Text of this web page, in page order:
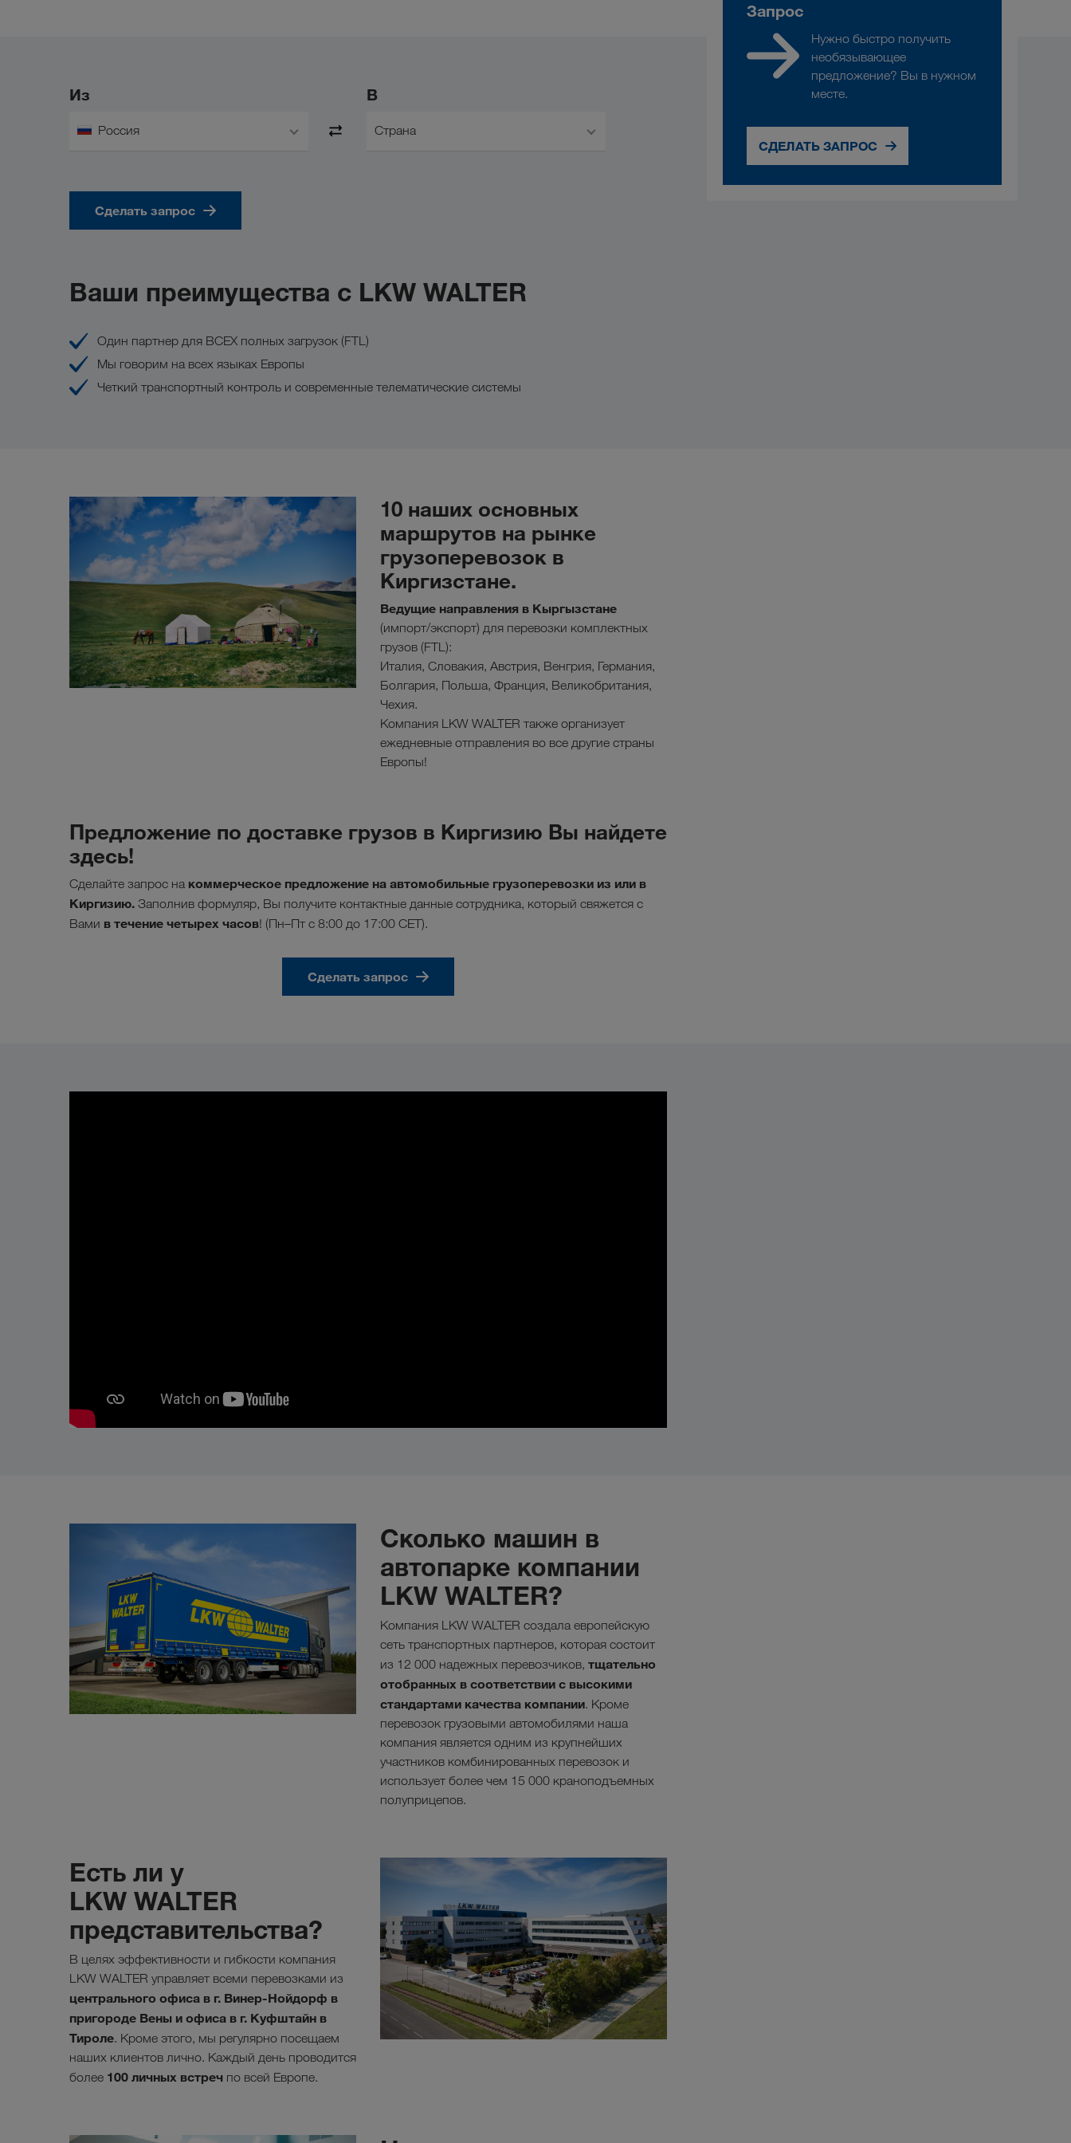
Из
Россия
В
Страна
Сделать запрос
Ваши преимущества с LKW WALTER
Один партнер для ВСЕХ полных загрузок (FTL)
Мы говорим на всех языках Европы
Четкий транспортный контроль и современные телематические системы
10 наших основных
маршрутов на рынке
грузоперевозок в
Киргизстане.
Ведущие направления в Кыргызстане
(импорт/экспорт) для перевозки комплектных
грузов (FTL):
Италия, Словакия, Австрия, Венгрия, Германия,
Болгария, Польша, Франция, Великобритания,
Чехия.
Компания LKW WALTER также организует
ежедневные отправления во все другие страны
Европы!
Предложение по доставке грузов в Киргизию Вы найдете
здесь!
Сделайте запрос на коммерческое предложение на автомобильные грузоперевозки из или в
Киргизию. Заполнив формуляр, Вы получите контактные данные сотрудника, который свяжется с
Вами в течение четырех часов! (Пн–Пт с 8:00 до 17:00 CET).
Сделать запрос
Сколько машин в
автопарке компании
LKW WALTER?
Компания LKW WALTER создала европейскую
сеть транспортных партнеров, которая состоит
из 12 000 надежных перевозчиков, тщательно
отобранных в соответствии с высокими
стандартами качества компании. Кроме
перевозок грузовыми автомобилями наша
компания является одним из крупнейших
участников комбинированных перевозок и
использует более чем 15 000 краноподъемных
полуприцепов.
Есть ли у
LKW WALTER
представительства?
В целях эффективности и гибкости компания
LKW WALTER управляет всеми перевозками из
центрального офиса в г. Винер-Нойдорф в
пригороде Вены и офиса в г. Куфштайн в
Тироле. Кроме этого, мы регулярно посещаем
наших клиентов лично. Каждый день проводится
более 100 личных встреч по всей Европе.
Запрос
Нужно быстро получить
необязывающее
предложение? Вы в нужном
месте.
СДЕЛАТЬ ЗАПРОС